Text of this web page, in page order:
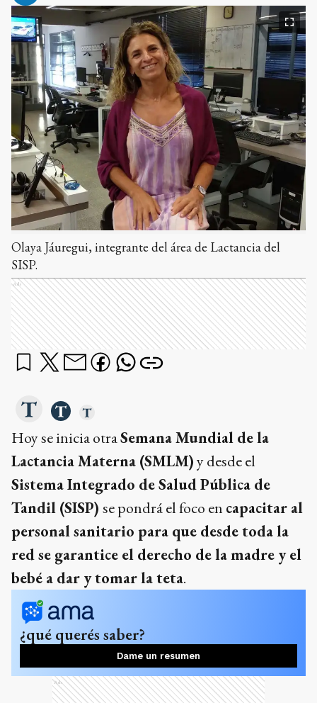
Olaya Jáuregui, integrante del área de Lactancia del
SISP.
Ads
Hoy se inicia otraSemana Mundial de la
Lactancia Materna (SMLM)y desde el
Sistema Integrado de Salud Pública de
Tandil (SISP) se pondrá el foco en capacitar al
personal sanitario para que desde toda la
red se garantice el derecho de la madre y el
bebé a dar y tomar la teta.
¿qué querés saber?
Dame un resumen
Ads